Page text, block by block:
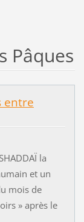
Pâques
entre
la
et un
mois de
» après le